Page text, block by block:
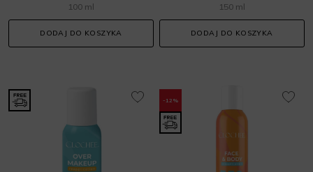
100 ml
DODAJ DO KOSZYKA
150 ml
DODAJ DO KOSZYKA
-12%